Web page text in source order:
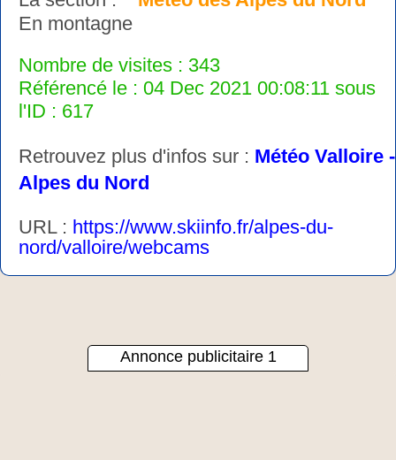
En montagne
Nombre de visites : 343
Référencé le : 04 Dec 2021 00:08:11 sous
l'ID : 617
Retrouvez plus d'infos sur : Météo Valloire -
Alpes du Nord
URL : https://www.skiinfo.fr/alpes-du-
nord/valloire/webcams
Annonce publicitaire 1